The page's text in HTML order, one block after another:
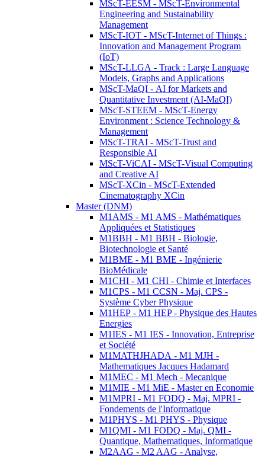
MScT-EESM - MScT-Environmental
Engineering and Sustainability
Management
MScT-IOT - MScT-Internet of Things :
Innovation and Management Program
(IoT)
MScT-LLGA - Track : Large Language
Models, Graphs and Applications
MScT-MaQI - AI for Markets and
Quantitative Investment (AI-MaQI)
MScT-STEEM - MScT-Energy
Environment : Science Technology &
Management
MScT-TRAI - MScT-Trust and
Responsible AI
MScT-ViCAI - MScT-Visual Computing
and Creative AI
MScT-XCin - MScT-Extended
Cinematography XCin
Master (DNM)
M1AMS - M1 AMS - Mathématiques
Appliquées et Statistiques
M1BBH - M1 BBH - Biologie,
Biotechnologie et Santé
M1BME - M1 BME - Ingénierie
BioMédicale
M1CHI - M1 CHI - Chimie et Interfaces
M1CPS - M1 CCSN - Maj. CPS -
Système Cyber Physique
M1HEP - M1 HEP - Physique des Hautes
Energies
M1IES - M1 IES - Innovation, Entreprise
et Société
M1MATHJHADA - M1 MJH -
Mathematiques Jacques Hadamard
M1MEC - M1 Mech - Mecanique
M1MIE - M1 MiE - Master en Economie
M1MPRI - M1 FODQ - Maj. MPRI -
Fondements de l'Informatique
M1PHYS - M1 PHYS - Physique
M1QMI - M1 FODQ - Maj. QMI -
Quantique, Mathematiques, Informatique
M2AAG - M2 AAG - Analyse,